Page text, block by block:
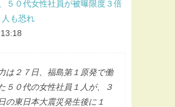
５０代女性社員が被曝限度３倍
も恐れ
は２７日、福島第１原発で働
５０代の女性社員１人が、３
の東日本大震災発生後に１